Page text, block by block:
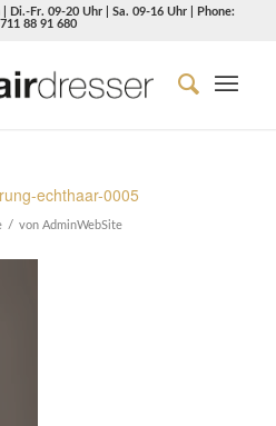
Di.-Fr. 09-20 Uhr | Sa. 09-16 Uhr | Phone:
88 91 680
echthaar-0005
/ von AdminWebSite